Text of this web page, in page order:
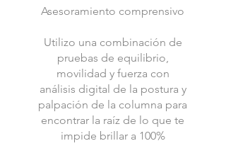
Asesoramiento comprensivo
Utilizo una combinación de
pruebas de equilibrio,
movilidad y fuerza con
análisis digital de la postura y
palpación de la columna para
encontrar la raíz de lo que te
impide brillar a 100%